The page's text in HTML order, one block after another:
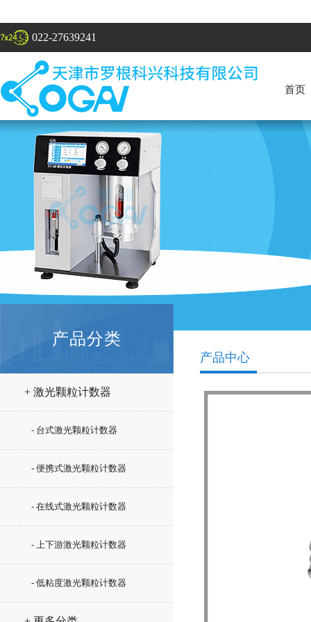
022-27639241
首页
产品分类
+ 激光颗粒计数器
- 台式激光颗粒计数器
- 便携式激光颗粒计数器
- 在线式激光颗粒计数器
- 上下游激光颗粒计数器
- 低粘度激光颗粒计数器
产品中心